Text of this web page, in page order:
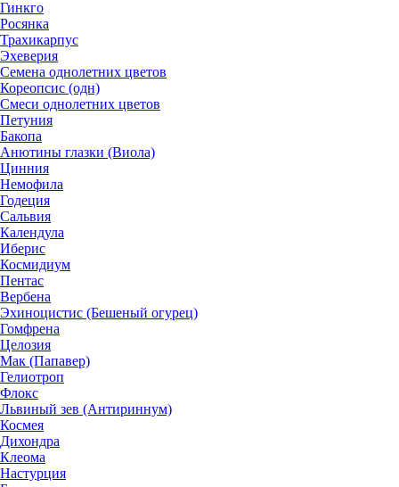
Гинкго
Росянка
Трахикарпус
Эхеверия
Семена однолетних цветов
Кореопсис (одн)
Смеси однолетних цветов
Петуния
Бакопа
Анютины глазки (Виола)
Цинния
Немофила
Годеция
Сальвия
Календула
Иберис
Космидиум
Пентас
Вербена
Эхиноцистис (Бешеный огурец)
Гомфрена
Целозия
Мак (Папавер)
Гелиотроп
Флокс
Львиный зев (Антириннум)
Космея
Дихондра
Клеома
Настурция